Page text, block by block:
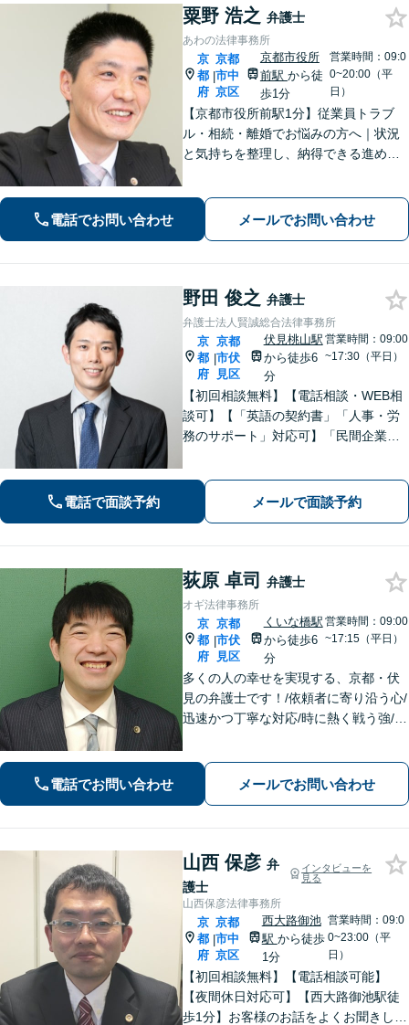
粟野 浩之 弁護士
あわの法律事務所
京
都
府
|
京都
市中
京区
京都市役所
前駅 から徒
歩1分
営業時間：09:0
0~20:00（平
日）
【京都市役所前駅1分】従業員トラブ
ル・相続・離婚でお悩みの方へ｜状況
と気持ちを整理し、納得できる進め方
電話でお問い合わせ メールでお問い合わせ
野田 俊之 弁護士
弁護士法人賢誠総合法律事務所
京
都
府
|
京都
市伏
見区
伏見桃山駅
から徒歩6
分
営業時間：09:00
~17:30（平日）
【初回相談無料】【電話相談・WEB相
談可】【「英語の契約書」「人事・労
務のサポート」対応可】「民間企業へ
バイスで経営をサポートします！【休
日・夜間相談あり】
電話で面談予約 メールで面談予約
荻原 卓司 弁護士
オギ法律事務所
京
都
府
|
京都
市伏
見区
くいな橋駅
から徒歩6
分
営業時間：09:00
~17:15（平日）
多くの人の幸せを実現する、京都・伏
見の弁護士です！/依頼者に寄り沿う心/
迅速かつ丁寧な対応/時に熱く戦う強/解
電話でお問い合わせ メールでお問い合わせ
山西 保彦 弁
護士
インタビューを
見る
山西保彦法律事務所
京
都
府
|
京都
市中
京区
西大路御池
駅 から徒歩
1分
営業時間：09:0
0~23:00（平
日）
【初回相談無料】【電話相談可能】
【夜間休日対応可】【西大路御池駅徒
歩1分】お客様のお話をよくお聞きし